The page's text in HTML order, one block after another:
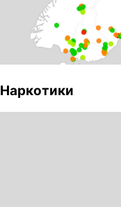
Наркотики